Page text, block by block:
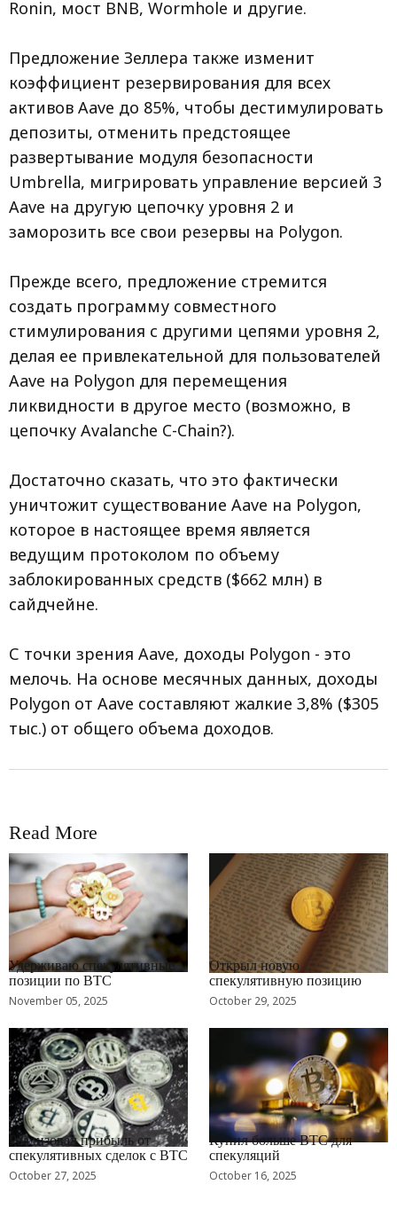
Ronin, мост BNB, Wormhole и другие.
Предложение Зеллера также изменит
коэффициент резервирования для всех
активов Aave до 85%, чтобы дестимулировать
депозиты, отменить предстоящее
развертывание модуля безопасности
Umbrella, мигрировать управление версией 3
Aave на другую цепочку уровня 2 и
заморозить все свои резервы на Polygon.
Прежде всего, предложение стремится
создать программу совместного
стимулирования с другими цепями уровня 2,
делая ее привлекательной для пользователей
Aave на Polygon для перемещения
ликвидности в другое место (возможно, в
цепочку Avalanche C-Chain?).
Достаточно сказать, что это фактически
уничтожит существование Aave на Polygon,
которое в настоящее время является
ведущим протоколом по объему
заблокированных средств ($662 млн) в
сайдчейне.
С точки зрения Aave, доходы Polygon - это
мелочь. На основе месячных данных, доходы
Polygon от Aave составляют жалкие 3,8% ($305
тыс.) от общего объема доходов.
Read More
RRCNEWS_RU
Удерживаю спекулятивные
позиции по BTC
November 05, 2025
RRCNEWS_RU
Открыл новую
спекулятивную позицию
October 29, 2025
RRCNEWS_RU
Реализовал прибыль от
спекулятивных сделок с BTC
October 27, 2025
RRCNEWS_RU
Купил больше BTC для
спекуляций
October 16, 2025